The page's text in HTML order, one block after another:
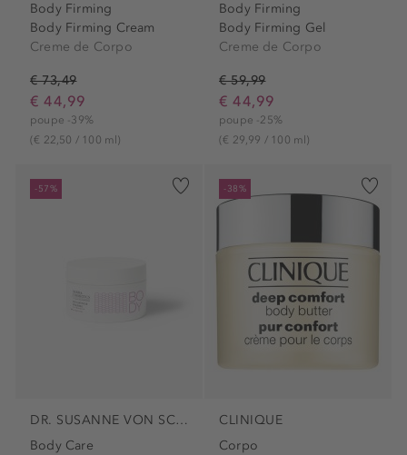
Body Firming
Body Firming Cream
Creme de Corpo
€ 73,49
€ 44,99
poupe -39%
(€ 22,50 / 100 ml)
Body Firming
Body Firming Gel
Creme de Corpo
€ 59,99
€ 44,99
poupe -25%
(€ 29,99 / 100 ml)
-57%
DR. SUSANNE VON SCHMIEDEBERG
Body Care
-38%
CLINIQUE
Corpo